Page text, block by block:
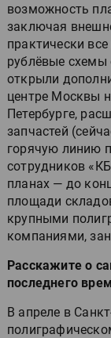
возможность
заключая
практически
рублёвые схемы
открыли
центре Москвы
Петербурге,
запчастей
горячую линию
сотрудников
планах — до
площади
крупными
компаниями,
Расскажите о
последнего
В апреле в